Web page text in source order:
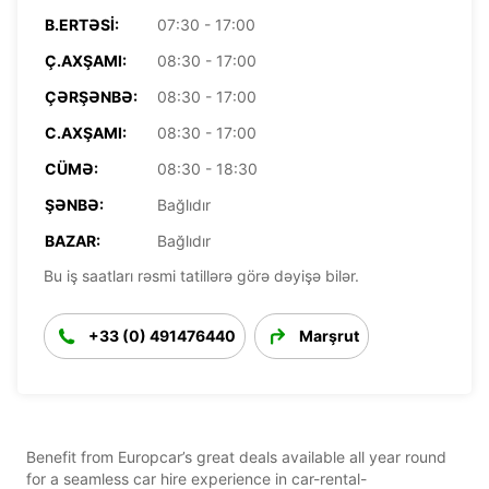
B.ERTƏSI:
07:30 - 17:00
Ç.AXŞAMI:
08:30 - 17:00
ÇƏRŞƏNBƏ:
08:30 - 17:00
C.AXŞAMI:
08:30 - 17:00
CÜMƏ:
08:30 - 18:30
ŞƏNBƏ:
Bağlıdır
BAZAR:
Bağlıdır
Bu iş saatları rəsmi tatillərə görə dəyişə bilər.
+33 (0) 491476440 Marşrut
Benefit from Europcar’s great deals available all year round
for a seamless car hire experience in car-rental-